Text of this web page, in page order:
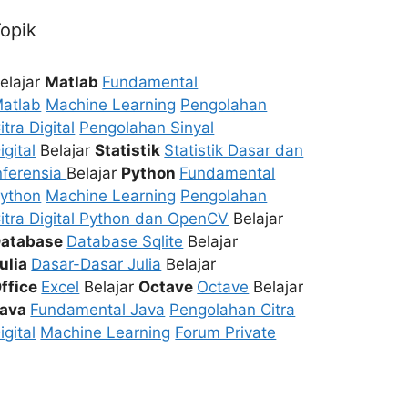
Matlab Fundamental
Machine Learning Pengolahan
Digital Pengolahan Sinyal
BelajarStatistik Statistik Dasar dan
Belajar Python Fundamental
Machine Learning Pengolahan
Digital Python dan OpenCV Belajar
Database Sqlite Belajar
Dasar-Dasar Julia Belajar
Excel Belajar Octave Octave Belajar
Fundamental Java Pengolahan Citra
Machine Learning Forum Private